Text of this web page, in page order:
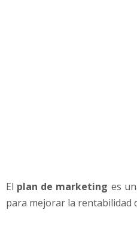
El plan de marketing es
para mejorar la rentabilidad